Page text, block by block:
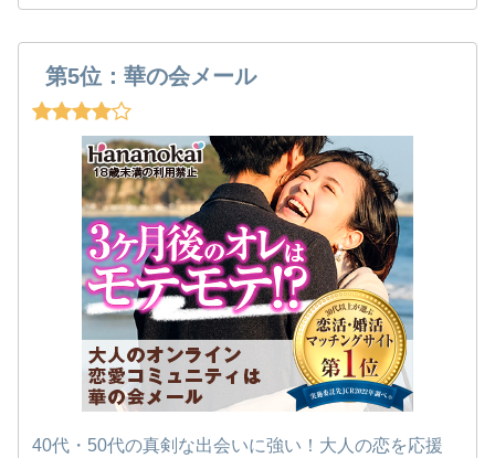
第5位：華の会メール
40代・50代の真剣な出会いに強い！大人の恋を応援